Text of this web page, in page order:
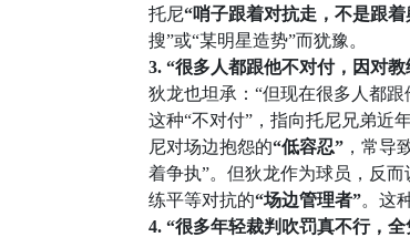
托尼“哨子跟着对抗走，不是跟
搜”或“某明星造势”而犹豫。
3. “很多人都跟他不对付，因对
狄龙也坦承：“但现在很多人都
这种“不对付”，指向托尼兄弟近
尼对场边抱怨的“低容忍” ，常导
着争执”。但狄龙作为球员，反而
练平等对抗的“场边管理者”。这
4. “很多年轻裁判吹罚真不行，